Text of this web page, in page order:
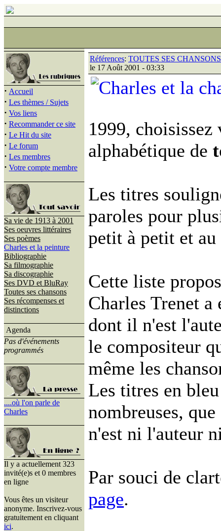
· Accueil
· Les thèmes / Sujets
· Vos liens
· Recommander ce site
· Le Hit du site
· Le forum
· Les membres
· Votre compte membre
Sa vie de 1913 à 2001
Ses oeuvres littéraires
Ses poèmes
Charles et la peinture
Bibliographie
Sa filmographie
Sa discographie
Ses DVD et BluRay
Toutes ses chansons
Ses récompenses et
distinctions
Agenda
Pas d'événements
programmés
....où l'on parle de
Charles
Il y a actuellement 323
invité(e)s et 0 membres
en ligne
Vous êtes un visiteur
anonyme. Inscrivez-vous
gratuitement en cliquant
ici.
Références: TOUTES SES
le 17 Août 2001 - 03:33
1999,
alphabétique de
Les titres
paroles pour
petit à petit et
Cette liste
Charles Trenet
dont il n'est
le compositeur
même les
Les titres en
nombreuses,
n'est ni l'auteur
Par souci de
page.